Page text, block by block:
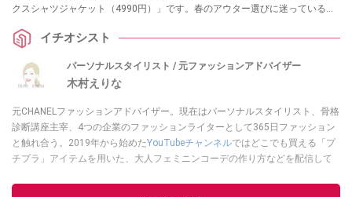
クスシャツジャケット（4990円）」です。春のアウター選びに迷っている方
イチオシスト
パーソナルスタイリスト / 元ファッションアドバイザー
木村えりな
元CHANELファッションアドバイザー。現在はパーソナルスタイリスト、骨格
診断講座主宰、4つの企業のファッションライターとして365日ファッション
と触れ合う。2019年から始めたYouTubeチャンネルではどこでも買える「プ
チプラ」アイテムを用いた、大人フェミニンコーデの作り方などを配信して